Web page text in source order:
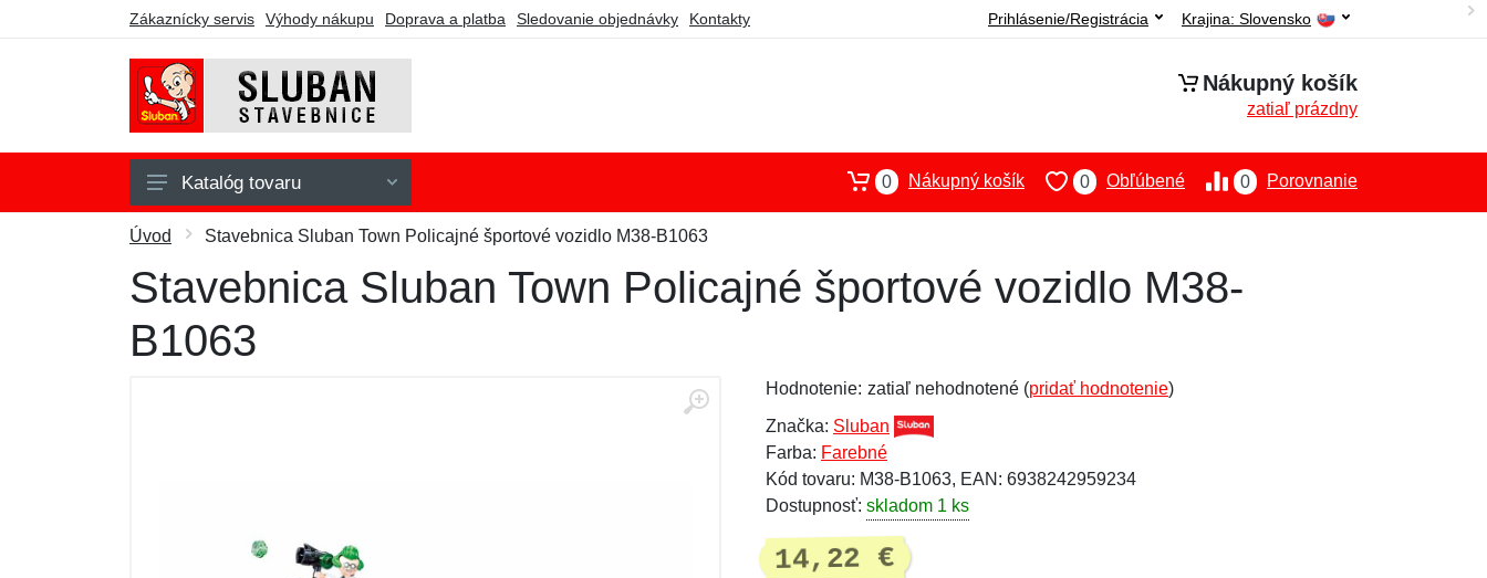
Zákaznícky servis Výhody nákupu Doprava a platba Sledovanie objednávky Kontakty Krajina: Slovensko
Prihlásenie/Registrácia
Nákupný košík
zatiaľ prázdny
Army
Fire
Model Bricks
Katalóg tovaru 0 Porovnanie
0 Obľúbené
0 Nákupný košík
Úvod Stavebnica Sluban Town Policajné športové vozidlo M38-B1063
Stavebnica Sluban Town Policajné športové vozidlo M38-
B1063
Hodnotenie: zatiaľ nehodnotené (pridať hodnotenie)
Značka: Sluban
Farba: Farebné
Kód tovaru: M38-B1063, EAN: 6938242959234
Dostupnosť: skladom 1 ks
14,22 €